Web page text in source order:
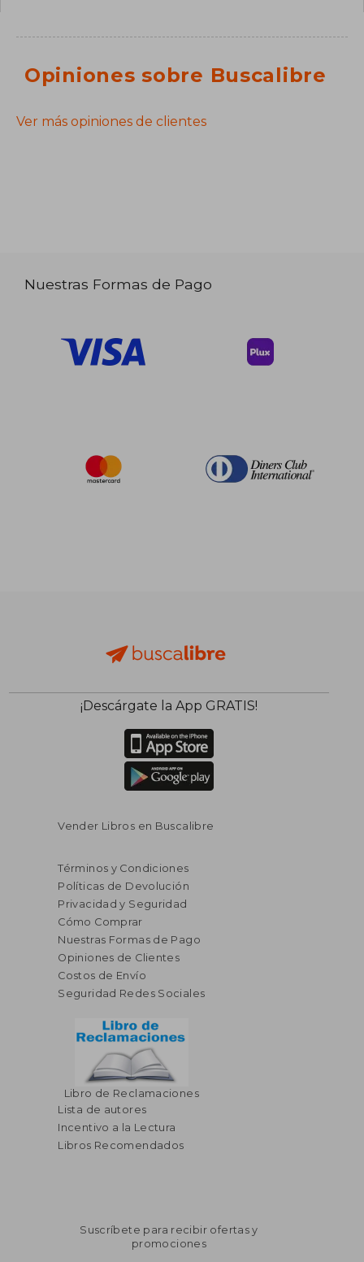
Opiniones sobre Buscalibre
Ver más opiniones de clientes
Nuestras Formas de Pago
¡Descárgate la App GRATIS!
Vender Libros en Buscalibre
Términos y Condiciones
Políticas de Devolución
Privacidad y Seguridad
Cómo Comprar
Nuestras Formas de Pago
Opiniones de Clientes
Costos de Envío
Seguridad Redes Sociales
Libro de Reclamaciones
Lista de autores
Incentivo a la Lectura
Libros Recomendados
Suscríbete para recibir ofertas y
promociones